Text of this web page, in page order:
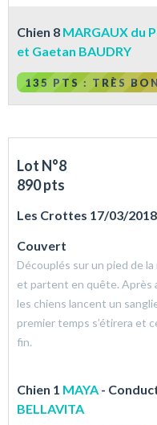
Chien 8 MARGAUX du
et Gaetan BAUDRY
135 PTS : TRÈS BON
Lot N°8
890 pts
Les Crottes 17/03/
Couvert
Découplés sur un pied de
et partent en quête. Après
les chiens lancent un
premier temps s’étirera et
fin.
Chien 1 MAYA -
BELLAVITA